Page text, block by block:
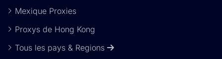
Mexique Proxies
Proxys de Hong Kong
Tous les pays & Regions